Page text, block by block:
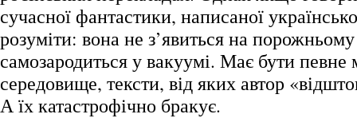
сучасної фантастики, написаної
розуміти: вона не з’явиться на
самозародиться у вакуумі. Має бути певне
середовище, тексти, від яких автор
А їх катастрофічно бракує.